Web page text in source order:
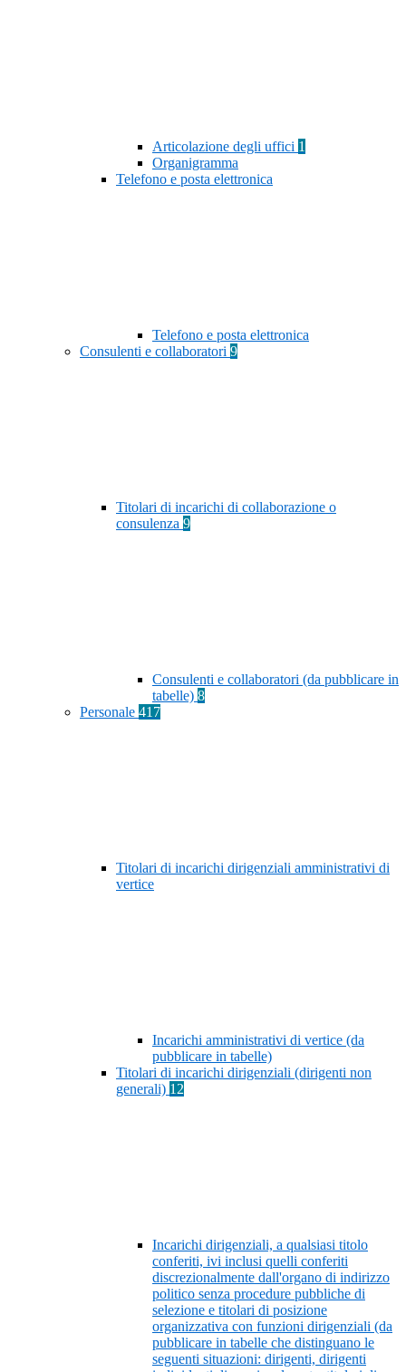
Articolazione degli uffici 1
Organigramma
Telefono e posta elettronica
Telefono e posta elettronica
Consulenti e collaboratori 9
Titolari di incarichi di collaborazione o
consulenza 9
Consulenti e collaboratori (da pubblicare in
tabelle) 8
Personale 417
Titolari di incarichi dirigenziali amministrativi di
vertice
Incarichi amministrativi di vertice (da
pubblicare in tabelle)
Titolari di incarichi dirigenziali (dirigenti non
generali) 12
Incarichi dirigenziali, a qualsiasi titolo
conferiti, ivi inclusi quelli conferiti
discrezionalmente dall'organo di indirizzo
politico senza procedure pubbliche di
selezione e titolari di posizione
organizzativa con funzioni dirigenziali (da
pubblicare in tabelle che distinguano le
seguenti situazioni: dirigenti, dirigenti